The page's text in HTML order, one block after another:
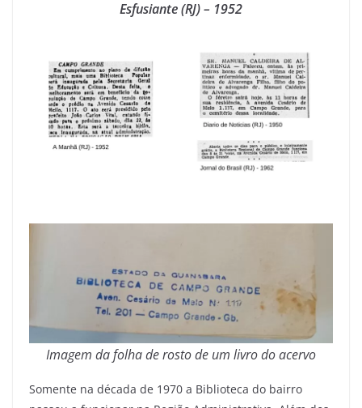
Esfusiante (RJ) – 1952
Imagem da folha de rosto de um livro do acervo
Somente na década de 1970 a Biblioteca do bairro